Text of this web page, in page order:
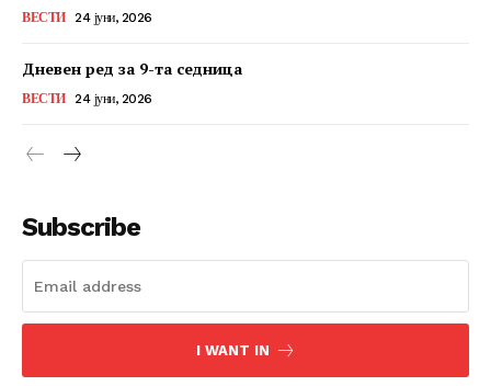
ВЕСТИ 24 јуни, 2026
Дневен ред за 9-та седница
ВЕСТИ 24 јуни, 2026
Subscribe
I WANT IN